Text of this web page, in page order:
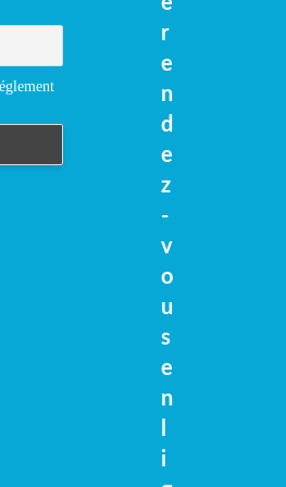
r
e
n
d
e
z
-
v
o
u
s
e
n
i